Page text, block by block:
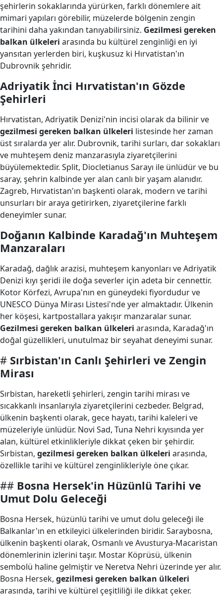
şehirlerin sokaklarında yürürken, farklı dönemlere ait
mimari yapıları görebilir, müzelerde bölgenin zengin
tarihini daha yakından tanıyabilirsiniz. Gezilmesi gereken
balkan ülkeleri arasında bu kültürel zenginliği en iyi
yansıtan yerlerden biri, kuşkusuz ki Hırvatistan'ın
Dubrovnik şehridir.
Adriyatik İnci Hırvatistan'ın Gözde
Şehirleri
Hırvatistan, Adriyatik Denizi'nin incisi olarak da bilinir ve
gezilmesi gereken balkan ülkeleri listesinde her zaman
üst sıralarda yer alır. Dubrovnik, tarihi surları, dar sokakları
ve muhteşem deniz manzarasıyla ziyaretçilerini
büyülemektedir. Split, Diocletianus Sarayı ile ünlüdür ve bu
saray, şehrin kalbinde yer alan canlı bir yaşam alanıdır.
Zagreb, Hırvatistan'ın başkenti olarak, modern ve tarihi
unsurları bir araya getirirken, ziyaretçilerine farklı
deneyimler sunar.
Doğanın Kalbinde Karadağ'ın Muhteşem
Manzaraları
Karadağ, dağlık arazisi, muhteşem kanyonları ve Adriyatik
Denizi kıyı şeridi ile doğa severler için adeta bir cennettir.
Kotor Körfezi, Avrupa'nın en güneydeki fiyordudur ve
UNESCO Dünya Mirası Listesi'nde yer almaktadır. Ülkenin
her köşesi, kartpostallara yakışır manzaralar sunar.
Gezilmesi gereken balkan ülkeleri arasında, Karadağ'ın
doğal güzellikleri, unutulmaz bir seyahat deneyimi sunar.
# Sırbistan'ın Canlı Şehirleri ve Zengin
Mirası
Sırbistan, hareketli şehirleri, zengin tarihi mirası ve
sıcakkanlı insanlarıyla ziyaretçilerini cezbeder. Belgrad,
ülkenin başkenti olarak, gece hayatı, tarihi kaleleri ve
müzeleriyle ünlüdür. Novi Sad, Tuna Nehri kıyısında yer
alan, kültürel etkinlikleriyle dikkat çeken bir şehirdir.
Sırbistan, gezilmesi gereken balkan ülkeleri arasında,
özellikle tarihi ve kültürel zenginlikleriyle öne çıkar.
## Bosna Hersek'in Hüzünlü Tarihi ve
Umut Dolu Geleceği
Bosna Hersek, hüzünlü tarihi ve umut dolu geleceği ile
Balkanlar'ın en etkileyici ülkelerinden biridir. Saraybosna,
ülkenin başkenti olarak, Osmanlı ve Avusturya-Macaristan
dönemlerinin izlerini taşır. Mostar Köprüsü, ülkenin
sembolü haline gelmiştir ve Neretva Nehri üzerinde yer alır.
Bosna Hersek, gezilmesi gereken balkan ülkeleri
arasında, tarihi ve kültürel çeşitliliği ile dikkat çeker.